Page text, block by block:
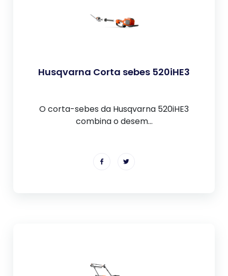
Husqvarna Corta sebes 520iHE3
O corta-sebes da Husqvarna 520iHE3
combina o desem...